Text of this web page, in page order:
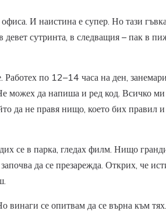
И наистина е супер. Но тази
сутринта, в следващия – пак в
Работех по 12–14 часа на ден,
можех да напиша и ред код. Всичко
да не правя нищо, което бих правил
се в парка, гледах филм. Нищо
да се презарежда. Открих, че
винаги се опитвам да се върна към